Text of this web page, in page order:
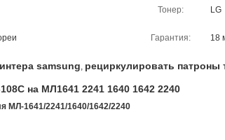
Тонер: LG
Гарантия: 18
samsung, рециркулировать патроны
на МЛ1641 2241 1640 1642 2240
МЛ-1641/2241/1640/1642/2240